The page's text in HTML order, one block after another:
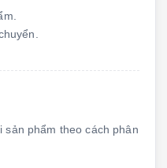
sản phẩm theo cách phân